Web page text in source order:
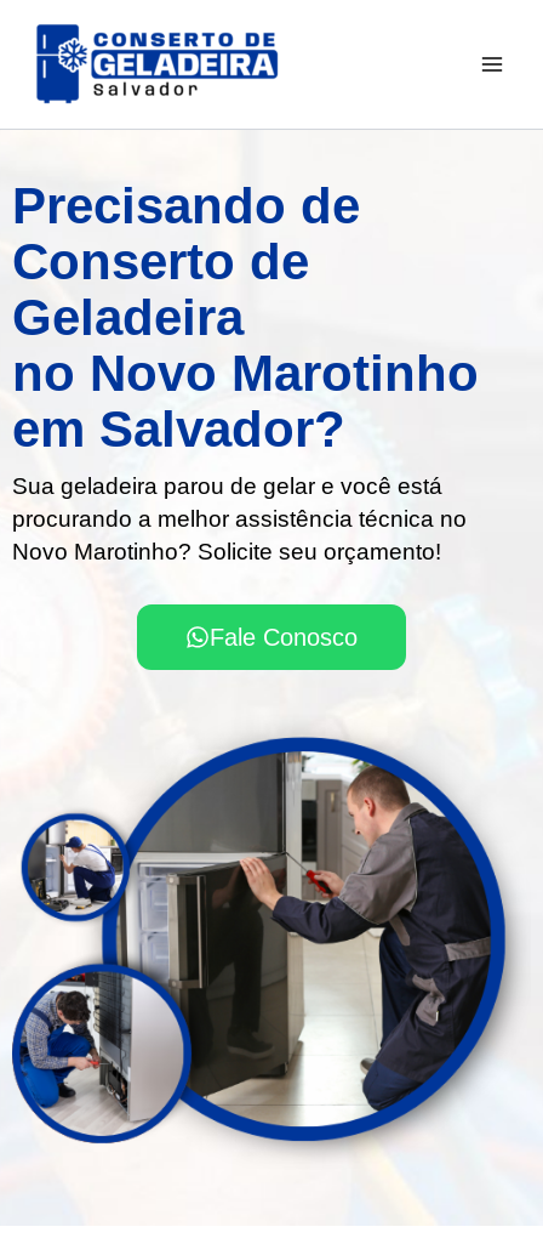
para
Precisando de
Conserto de
Geladeira
no Novo Marotinho
em Salvador?
Sua geladeira parou de gelar e você está
procurando a melhor assistência técnica no
Novo Marotinho? Solicite seu orçamento!
Fale Conosco